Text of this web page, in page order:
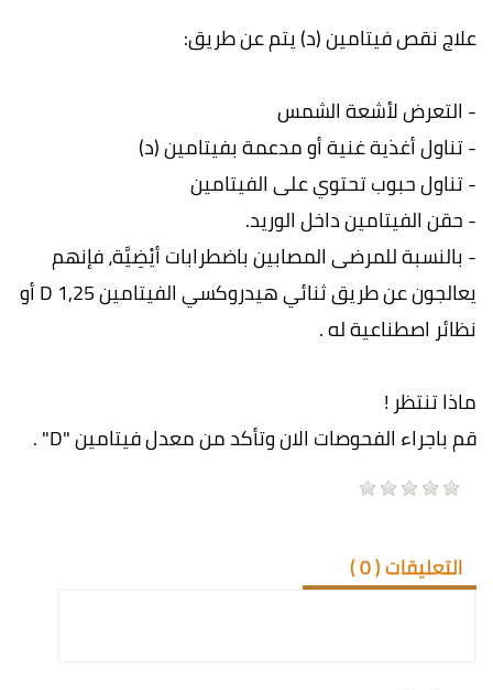
علاج نقص فيتامين (د) يتم عن طريق:
- التعرض لأشعة الشمس
- تناول أغذية غنية أو مدعمة بفيتامين (د)
- تناول حبوب تحتوي على الفيتامين
- حقن الفيتامين داخل الوريد.
- بالنسبة للمرضى المصابين باضطرابات أيْضِيَّة، فإنهم
يعالجون عن طريق ثنائي هيدروكسي الفيتامين 1,25 D أو
نظائر اصطناعية له .
ماذا تنتظر !
قم باجراء الفحوصات الان وتأكد من معدل فيتامين "D" .
التعليقات (0
)